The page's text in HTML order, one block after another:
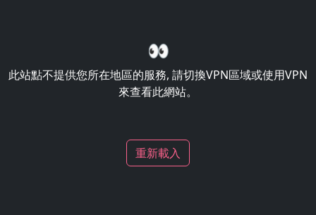
👀
此站點不提供您所在地區的服務, 請切換VPN區域或使用VPN
來查看此網站。
重新載入